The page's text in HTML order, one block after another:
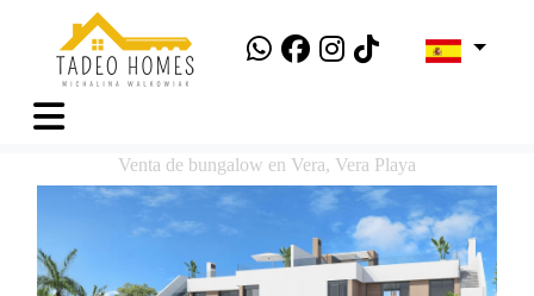
Venta de bungalow en Vera, Vera Playa